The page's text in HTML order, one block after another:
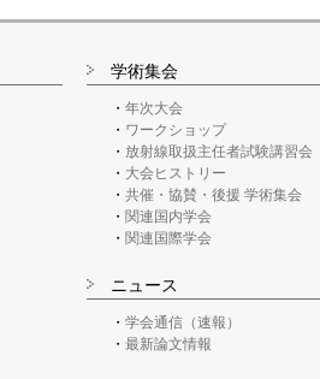
学術集会
年次大会
ワークショップ
放射線取扱主任者試験講習会
大会ヒストリー
共催・協賛・後援 学術集会
関連国内学会
関連国際学会
ニュース
学会通信（速報）
最新論文情報